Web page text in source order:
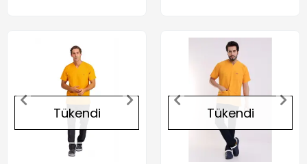
Tükendi Tükendi